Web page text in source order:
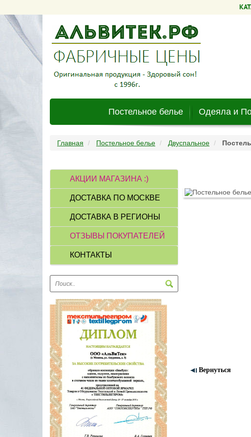
Постельное белье Одеяла и
Главная Постельное белье Двуспальное
АКЦИИ МАГАЗИНА :)
ДОСТАВКА ПО МОСКВЕ
ДОСТАВКА В РЕГИОНЫ
ОТЗЫВЫ ПОКУПАТЕЛЕЙ
КОНТАКТЫ
Вернуться